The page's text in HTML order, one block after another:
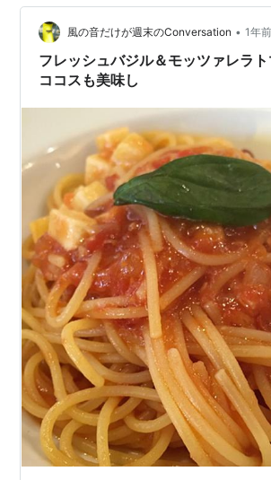
風の音だけが週末のConversation • 1年前
フレッシュバジル＆モッツァレラト
ココスも美味し